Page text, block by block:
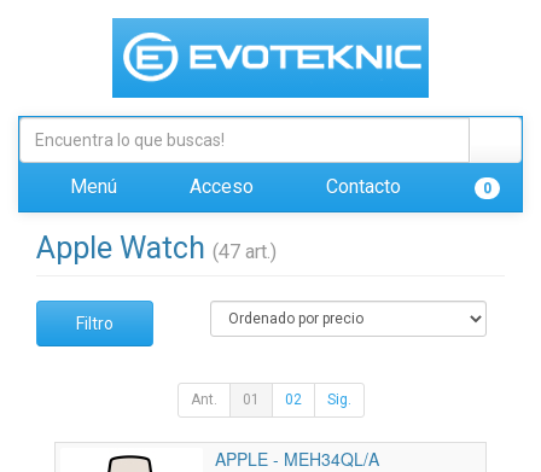
Menú Acceso Contacto 0
Apple Watch (47 art.)
Filtro
Ant. 01 02 Sig.
APPLE - MEH34QL/A